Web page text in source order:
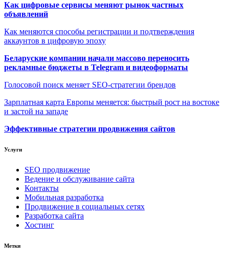
Как цифровые сервисы меняют рынок частных
объявлений
Как меняются способы регистрации и подтверждения
аккаунтов в цифровую эпоху
Беларуские компании начали массово переносить
рекламные бюджеты в Telegram и видеоформаты
Голосовой поиск меняет SEO-стратегии брендов
Зарплатная карта Европы меняется: быстрый рост на востоке
и застой на западе
Эффективные стратегии продвижения сайтов
Услуги
SEO продвижение
Ведение и обслуживание сайта
Контакты
Мобильная разработка
Продвижение в социальных сетях
Разработка сайта
Хостинг
Метки